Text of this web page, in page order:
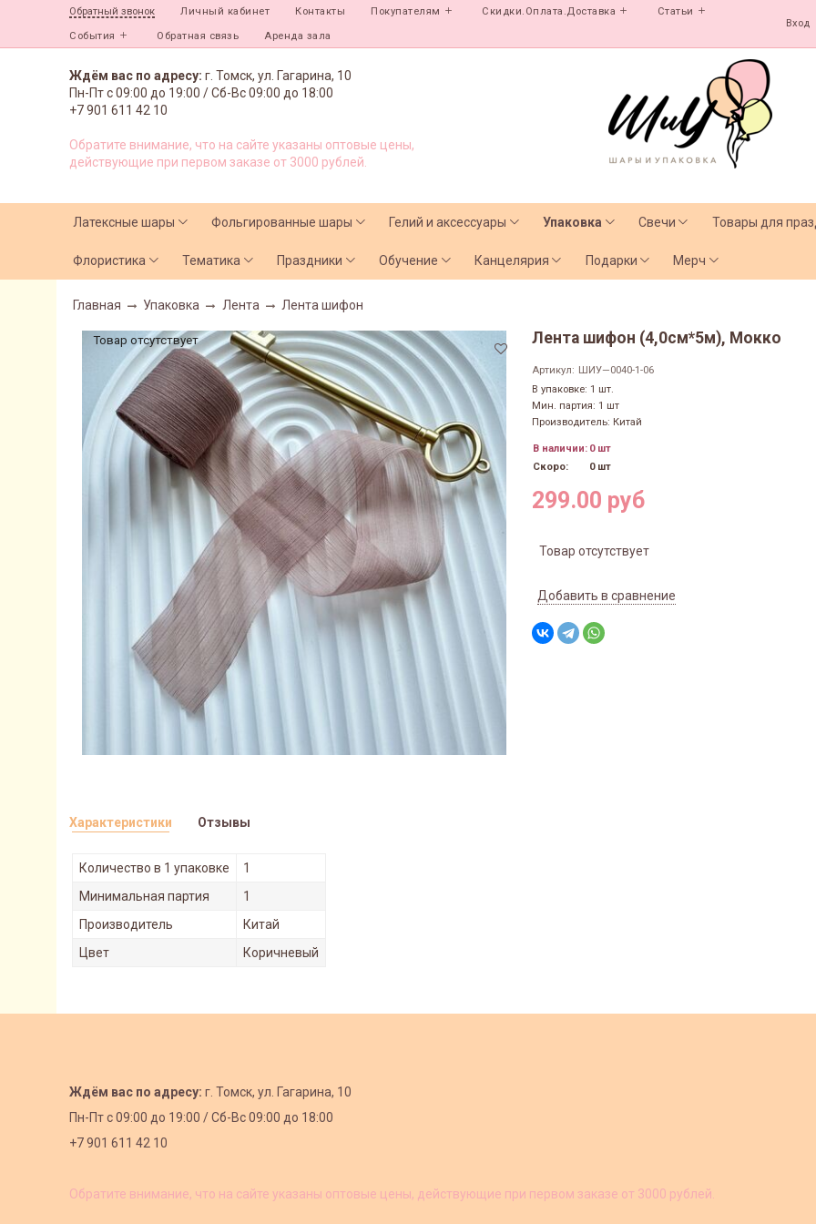
Обратный звонок Личный кабинет Контакты Покупателям Скидки.Оплата.Доставка Статьи
События Обратная связь Аренда зала
Вход
Ждём вас по адресу: г. Томск, ул. Гагарина, 10
Пн-Пт с09:00 до 19:00 /Сб-Вс 09:00 до 18:00
+7 901 611 42 10
Обратите внимание, что на сайте указаны оптовые цены,
действующие при первом заказе от 3000 рублей.
Латексные шары Фольгированные шары Гелий и аксессуары Упаковка Свечи Товары для
Флористика Тематика Праздники Обучение Канцелярия Подарки Мерч
Главная Упаковка Лента Лента шифон
Товар отсутствует Лента шифон (4,0см*5м), Мокко
Артикул: ШИУ—0040-1-06
В упаковке: 1 шт.
Мин. партия: 1 шт
Производитель: Китай
В наличии: 0 шт
Скоро:
0 шт
299.00 руб
Товар отсутствует
Добавить в сравнение
Характеристики
Количество в 1 упаковке
1
Минимальная партия
1
Производитель
Китай
Цвет
Коричневый
Отзывы
Ждём вас по адресу: г. Томск, ул. Гагарина, 10
Пн-Пт с09:00 до 19:00 /Сб-Вс 09:00 до 18:00
+7 901 611 42 10
Обратите внимание, что на сайте указаны оптовые цены, действующие при первом заказе от 3000 рублей.